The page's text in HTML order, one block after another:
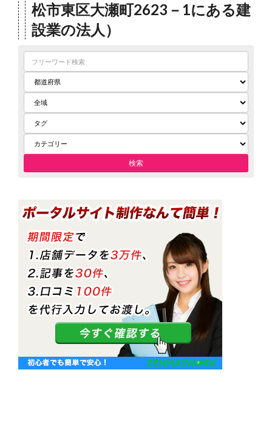
松市東区大瀬町2623－1にある建
設業の法人）